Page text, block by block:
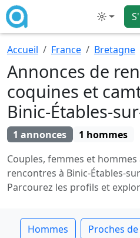
Mode
Accueil France Bretagne
Annonces de
coquines et
Binic-Étables-
1 annonces
1 hommes
Couples, femmes et
rencontres à Binic-Étables-
Parcourez les profils et
Hommes Proches